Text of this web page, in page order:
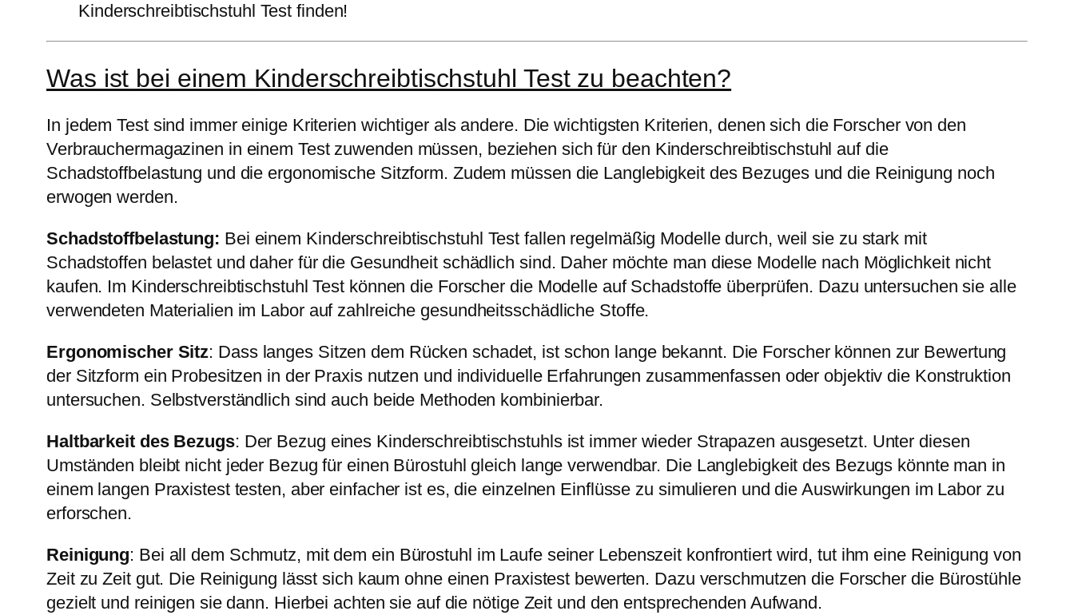
Kinderschreibtischstuhl Test finden!
Was ist bei einem Kinderschreibtischstuhl Test zu beachten?
In jedem Test sind immer einige Kriterien wichtiger als andere. Die wichtigsten Kriterien, denen sich die Forscher von den
Verbrauchermagazinen in einem Test zuwenden müssen, beziehen sich für den Kinderschreibtischstuhl auf die
Schadstoffbelastung und die ergonomische Sitzform. Zudem müssen die Langlebigkeit des Bezuges und die Reinigung noch
erwogen werden.
Schadstoffbelastung: Bei einem Kinderschreibtischstuhl Test fallen regelmäßig Modelle durch, weil sie zu stark mit
Schadstoffen belastet und daher für die Gesundheit schädlich sind. Daher möchte man diese Modelle nach Möglichkeit nicht
kaufen. Im Kinderschreibtischstuhl Test können die Forscher die Modelle auf Schadstoffe überprüfen. Dazu untersuchen sie alle
verwendeten Materialien im Labor auf zahlreiche gesundheitsschädliche Stoffe.
Ergonomischer Sitz: Dass langes Sitzen dem Rücken schadet, ist schon lange bekannt. Die Forscher können zur Bewertung
der Sitzform ein Probesitzen in der Praxis nutzen und individuelle Erfahrungen zusammenfassen oder objektiv die Konstruktion
untersuchen. Selbstverständlich sind auch beide Methoden kombinierbar.
Haltbarkeit des Bezugs: Der Bezug eines Kinderschreibtischstuhls ist immer wieder Strapazen ausgesetzt. Unter diesen
Umständen bleibt nicht jeder Bezug für einen Bürostuhl gleich lange verwendbar. Die Langlebigkeit des Bezugs könnte man in
einem langen Praxistest testen, aber einfacher ist es, die einzelnen Einflüsse zu simulieren und die Auswirkungen im Labor zu
erforschen.
Reinigung: Bei all dem Schmutz, mit dem ein Bürostuhl im Laufe seiner Lebenszeit konfrontiert wird, tut ihm eine Reinigung von
Zeit zu Zeit gut. Die Reinigung lässt sich kaum ohne einen Praxistest bewerten. Dazu verschmutzen die Forscher die Bürostühle
gezielt und reinigen sie dann. Hierbei achten sie auf die nötige Zeit und den entsprechenden Aufwand.